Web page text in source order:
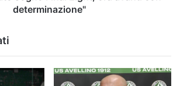
determinazione"